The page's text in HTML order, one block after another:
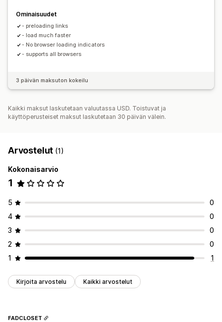
Ominaisuudet
- preloading links
- load much faster
- No browser loading indicators
- supports all browsers
3 päivän maksuton kokeilu
Kaikki maksut laskutetaan valuutassa USD. Toistuvat ja
käyttöperusteiset maksut laskutetaan 30 päivän välein.
Arvostelut (1)
Kokonaisarvio
1
5
0
4
0
3
0
2
0
1
1
Kirjoita arvostelu Kaikki arvostelut
FADCLOSET